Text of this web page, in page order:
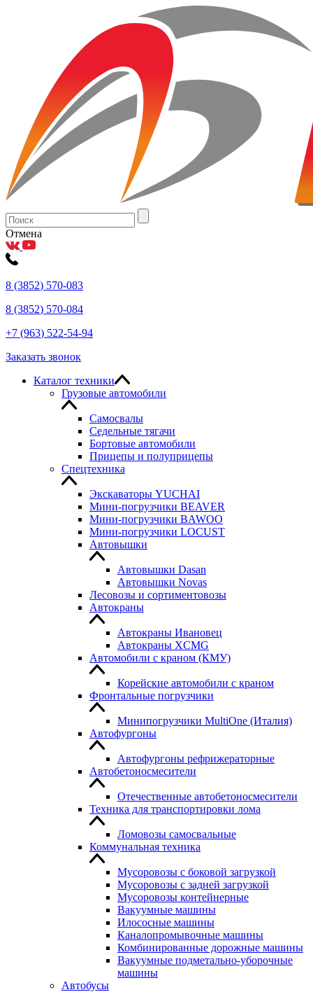
Отмена
8 (3852) 570-083
8 (3852) 570-084
+7 (963) 522-54-94
Заказать звонок
Каталог техники
Грузовые автомобили
Самосвалы
Седельные тягачи
Бортовые автомобили
Прицепы и полуприцепы
Спецтехника
Экскаваторы YUCHAI
Мини-погрузчики BEAVER
Мини-погрузчики BAWOO
Мини-погрузчики LOCUST
Автовышки
Автовышки Dasan
Автовышки Novas
Лесовозы и сортиментовозы
Автокраны
Автокраны Ивановец
Автокраны XCMG
Автомобили с краном (КМУ)
Корейские автомобили с краном
Фронтальные погрузчики
Минипогрузчики MultiOne (Италия)
Автофургоны
Автофургоны рефрижераторные
Автобетоносмесители
Отечественные автобетоносмесители
Техника для транспортировки лома
Ломовозы самосвальные
Коммунальная техника
Мусоровозы с боковой загрузкой
Мусоровозы с задней загрузкой
Мусоровозы контейнерные
Вакуумные машины
Илососные машины
Каналопромывочные машины
Комбинированные дорожные машины
Вакуумные подметально-уборочные
машины
Автобусы